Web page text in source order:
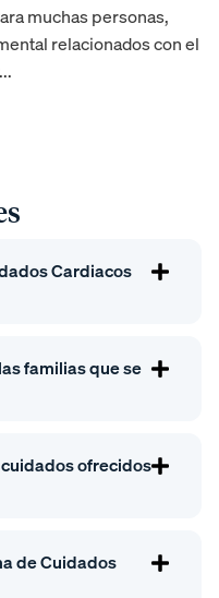
muchas personas,
relacionados con el
Cardiacos
familias que se
ofrecidos
de Cuidados